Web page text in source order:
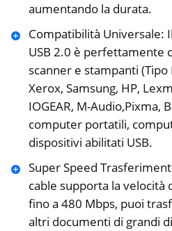
aumentando la durata.
Compatibilità Universale:
USB 2.0 è perfettamente
scanner e stampanti (Tipo
Xerox, Samsung, HP,
IOGEAR, M-Audio,Pixma,
computer portatili,
dispositivi abilitati USB.
Super Speed
cable supporta la
fino a 480 Mbps, puoi
altri documenti di grandi